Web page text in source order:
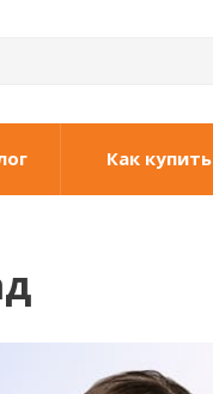
Как купить